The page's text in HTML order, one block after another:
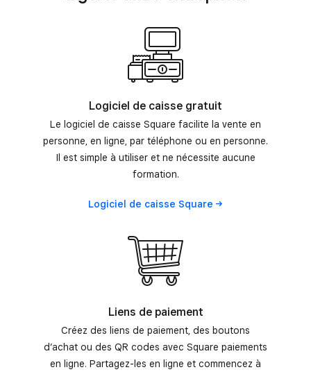
Logiciel de caisse gratuit
Le logiciel de caisse Square facilite la vente en
personne, en ligne, par téléphone ou en personne.
Il est simple à utiliser et ne nécessite aucune
formation.
Logiciel de caisse Square
Liens de paiement
Créez des liens de paiement, des boutons
d’achat ou des QR codes avec Square paiements
en ligne. Partagez-les en ligne et commencez à